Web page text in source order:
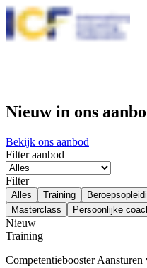
Nieuw in ons
Bekijk ons aanbod
Filter aanbod
Filter
Alles Training
Masterclass
Persoonlijke
Nieuw
Training
Competentiebooster